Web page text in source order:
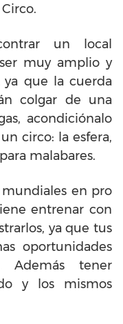
un local
muy amplio y
que la cuerda
colgar de una
acondiciónalo
circo: la esfera,
malabares.
mundiales en pro
entrenar con
ya que tus
oportunidades
Además tener
y los mismos